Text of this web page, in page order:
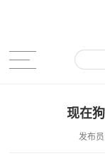
现在
发布员